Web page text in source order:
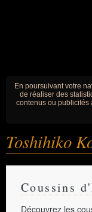
En poursuivant votre
de réaliser des
contenus ou publicités
Toshihiko
Coussins
Découvrez les